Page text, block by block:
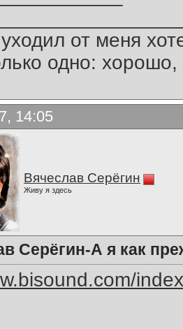
от меня
одно:
14:05
Вячеслав Серёгин
Живу я здесь
Серёгин-А я как